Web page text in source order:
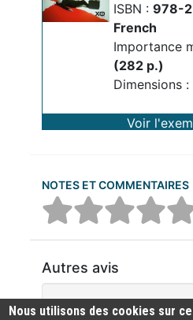
ISBN : 978-
French
Importance
(282 p.)
Dimensions :
Voir
NOTES ET COMMENTAIRES
Autres avis
Aucun commentaire
Nous utilisons des cookies sur